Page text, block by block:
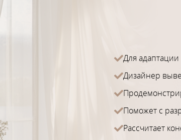
Для
Дизайнер
Поможет с
Рассчитает